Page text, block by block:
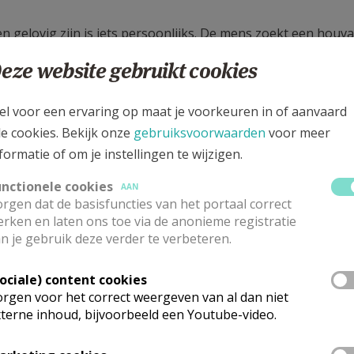
gelovig zijn is iets persoonlijks. De mens zoekt een
dan zichzelf. Voor een gelovige verwijst dit naar de
vertrouwen kan stellen, vooral bij pijnlijke momenten.
bevestigen.
kerk kent rituelen. Sommige van die rituelen
is er één van. Eén waarin de gelovige die gedoopt is
van brood en wijn. Wanneer dit voor de eerste keer
eerste communie 2026 - 2028
om je kind aan te melden voor de het eerste
eerste communie 2025 - 2027
die in 2025 gestart zijn met het voorbereidingstraject,
website gebruikt cookies
voor een ervaring op maat je voorkeuren in of aanvaard
cookies. Bekijk onze gebruiksvoorwaarden voor meer
of om je instellingen te wijzigen.
cookies
AAN
dat de basisfuncties van het portaal correct
en laten ons toe via de anonieme registratie
je gebruik deze verder te verbeteren.
content cookies
voor het correct weergeven van al dan niet
inhoud, bijvoorbeeld een Youtube-video.